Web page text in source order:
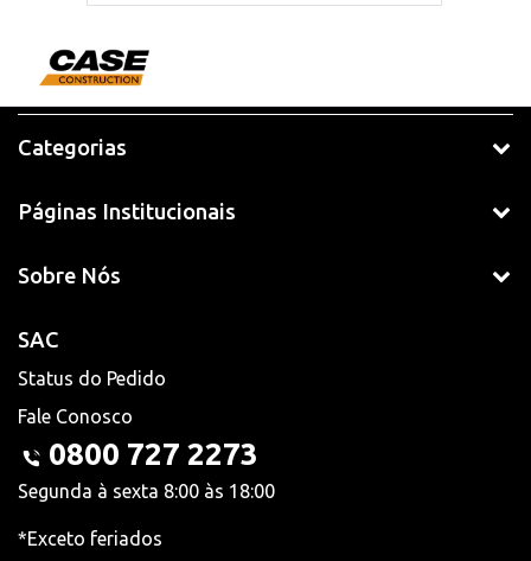
Categorias
Páginas Institucionais
Sobre Nós
SAC
Status do Pedido
Fale Conosco
0800 727 2273
Segunda à sexta 8:00 às 18:00
*Exceto feriados